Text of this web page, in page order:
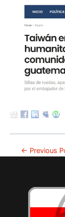
Post← Previous